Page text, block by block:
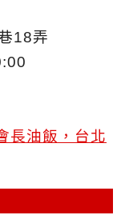
18弄
長油飯，台北